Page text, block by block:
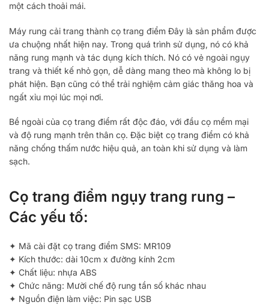
một cách thoải mái.
Máy rung cải trang thành cọ trang điểm Đây là sản phẩm được
ưa chuộng nhất hiện nay. Trong quá trình sử dụng, nó có khả
năng rung mạnh và tác dụng kích thích. Nó có vẻ ngoài ngụy
trang và thiết kế nhỏ gọn, dễ dàng mang theo mà không lo bị
phát hiện. Bạn cũng có thể trải nghiệm cảm giác thăng hoa và
ngất xỉu mọi lúc mọi nơi.
Bề ngoài của cọ trang điểm rất độc đáo, với đầu cọ mềm mại
và độ rung mạnh trên thân cọ. Đặc biệt cọ trang điểm có khả
năng chống thấm nước hiệu quả, an toàn khi sử dụng và làm
sạch.
Cọ trang điểm ngụy trang rung –
Các yếu tố:
✦ Mã cài đặt cọ trang điểm SMS: MR109
✦ Kích thước: dài 10cm x đường kính 2cm
✦ Chất liệu: nhựa ABS
✦ Chức năng: Mười chế độ rung tần số khác nhau
✦ Nguồn điện làm việc: Pin sạc USB